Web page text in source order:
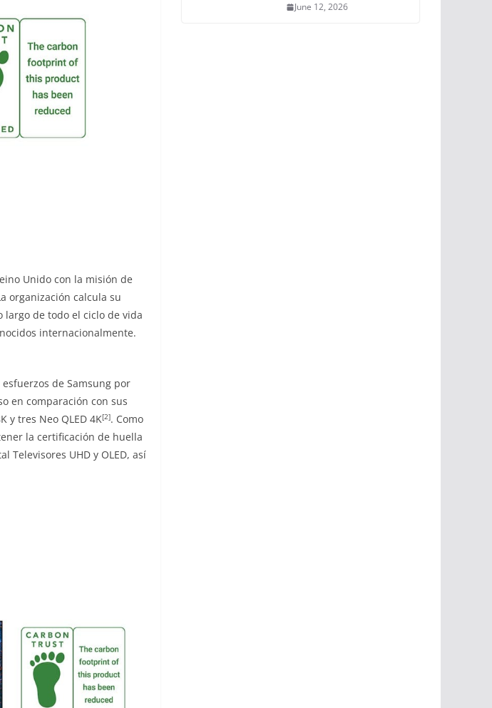
Unido con la misión de
organización calcula su
largo de todo el ciclo de vida
internacionalmente.
de Samsung por
en comparación con sus
y tres Neo QLED 4K[2]. Como
la certificación de huella
Televisores UHD y OLED, así
June 12, 2026